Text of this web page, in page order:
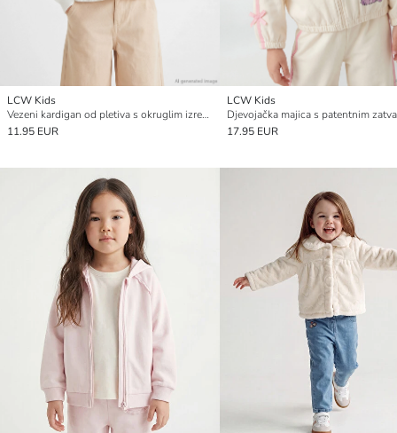
LCW Kids
Vezeni kardigan od pletiva s okruglim izrezom za djevojčice
11.95 EUR
LCW Kids
17.95 EUR